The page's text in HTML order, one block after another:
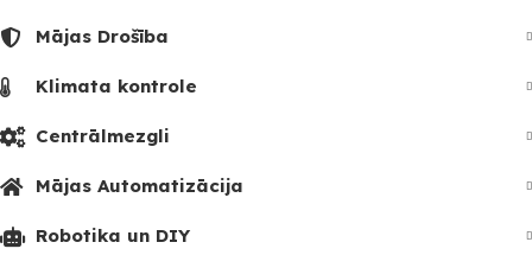
Mājas Drošība
Klimata kontrole
Centrālmezgli
Mājas Automatizācija
Robotika un DIY